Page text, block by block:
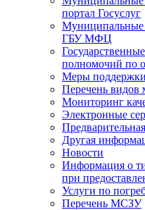
портал Госуслуг
Муниципальные
ГБУ МФЦ
полномочий по
Меры
Перечень видов
Мониторинг
Электронные
Другая
Новости
Информация о
при
Услуги по
Перечень МСЗУ